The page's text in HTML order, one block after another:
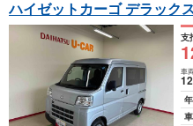
ハイゼットカーゴ デラック
支
車